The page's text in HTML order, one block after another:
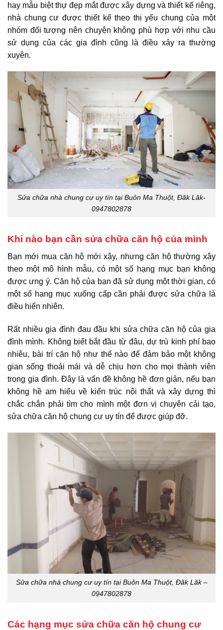
hay mẫu biệt thự đẹp mắt được xây dựng và thiết kế riêng,
nhà chung cư được thiết kế theo thị yếu chung của một
nhóm đối tượng nên chuyện không phù hợp với nhu cầu
sử dụng của các gia đình cũng là điều xảy ra thường
xuyên.
Sửa chữa nhà chung cư uy tín tại Buôn Ma Thuột, Đăk Lăk-
0947802878
Khi nào bạn cần sửa chữa căn hộ của mình
Bạn mới mua căn hộ mới xây, nhưng căn hộ thường xây
theo một mô hình mẫu, có một số hạng mục bạn không
được ưng ý.Căn hộ của bạn đã sử dụng một thời gian, có
một số hạng mục xuống cấp cần phải được sửa chữa là
điều hiển nhiên.
Rất nhiều gia đình đau đầu khi sửa chữa căn hộ của gia
đình mình. Không biết bắt đầu từ đâu, dự trù kinh phí bao
nhiêu, bài trí căn hộ như thế nào để đảm bảo một không
gian sống thoải mái và dễ chịu hơn cho mọi thành viên
trong gia đình. Đây là vấn đề không hề đơn giản, nếu bạn
không hề am hiểu về kiến trúc nội thất và xây dựng thì
chắc chắn phải tìm cho mình một đơn vị chuyên cải tạo,
sửa chữa căn hộ chung cư uy tín để được giúp đỡ.
Sửa chữa nhà chung cư uy tín tại Buôn Ma Thuột, Đăk Lăk –
0947802878
Các hạng mục sửa chữa căn hộ chung cư